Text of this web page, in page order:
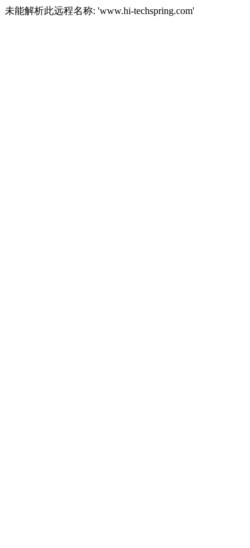
未能解析此远程名称: 'www.hi-techspring.com'